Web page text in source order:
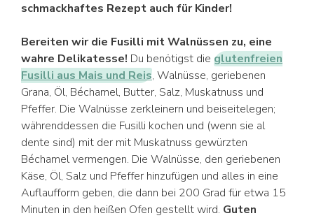
schmackhaftes Rezept auch für Kinder!
Bereiten wir die Fusilli mit Walnüssen zu, eine
wahre Delikatesse! Du benötigst die glutenfreien
Fusilli aus Mais und Reis, Walnüsse, geriebenen
Grana, Öl, Béchamel, Butter, Salz, Muskatnuss und
Pfeffer. Die Walnüsse zerkleinern und beiseitelegen;
währenddessen die Fusilli kochen und (wenn sie al
dente sind) mit der mit Muskatnuss gewürzten
Béchamel vermengen. Die Walnüsse, den geriebenen
Käse, Öl, Salz und Pfeffer hinzufügen und alles in eine
Auflaufform geben, die dann bei 200 Grad für etwa 15
Minuten in den heißen Ofen gestellt wird. Guten